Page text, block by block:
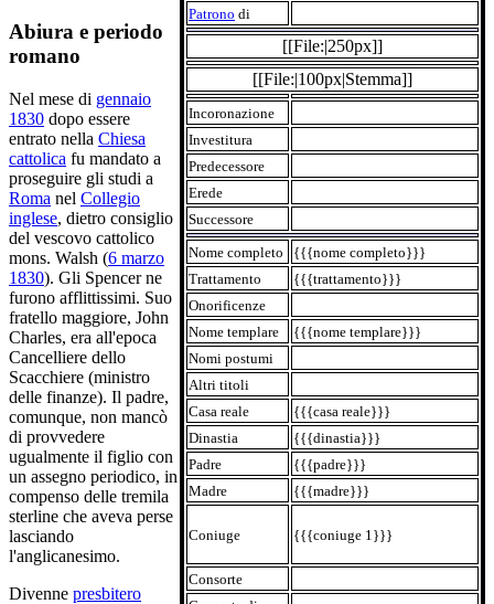
Patrono di
[[File:|250px]]
[[File:|100px|Stemma]]
Incoronazione
Investitura
Predecessore
Erede
Successore
Nome completo
{{{nome completo}}}
Trattamento
{{{trattamento}}}
Onorificenze
Nome templare
{{{nome templare}}}
Nomi postumi
Altri titoli
Casa reale
{{{casa reale}}}
Dinastia
{{{dinastia}}}
Padre
{{{padre}}}
Madre
{{{madre}}}
Coniuge {{{coniuge 1}}}
Consorte
Abiura e periodo
romano
Nel mese di gennaio
1830 dopo essere
entrato nella Chiesa
cattolica fu mandato a
proseguire gli studi a
Roma nel Collegio
inglese, dietro consiglio
del vescovo cattolico
mons. Walsh (6 marzo
1830). Gli Spencer ne
furono afflittissimi. Suo
fratello maggiore, John
Charles, era all'epoca
Cancelliere dello
Scacchiere (ministro
delle finanze). Il padre,
comunque, non mancò
di provvedere
ugualmente il figlio con
un assegno periodico, in
compenso delle tremila
sterline che aveva perse
lasciando
l'anglicanesimo.
Divenne presbitero